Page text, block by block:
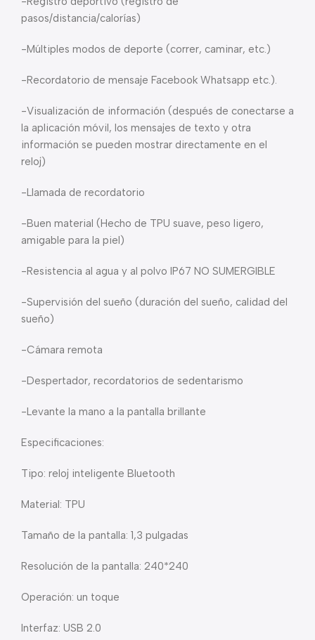
pasos/distancia/calorías)
-Múltiples modos de deporte (correr, caminar, etc.)
-Recordatorio de mensaje Facebook Whatsapp etc.).
-Visualización de información (después de conectarse a
la aplicación móvil, los mensajes de texto y otra
información se pueden mostrar directamente en el
reloj)
-Llamada de recordatorio
-Buen material (Hecho de TPU suave, peso ligero,
amigable para la piel)
-Resistencia al agua y al polvo IP67 NO SUMERGIBLE
-Supervisión del sueño (duración del sueño, calidad del
sueño)
-Cámara remota
-Despertador, recordatorios de sedentarismo
-Levante la mano a la pantalla brillante
Especificaciones:
Tipo: reloj inteligente Bluetooth
Material: TPU
Tamaño de la pantalla: 1,3 pulgadas
Resolución de la pantalla: 240*240
Operación: un toque
Interfaz: USB 2.0